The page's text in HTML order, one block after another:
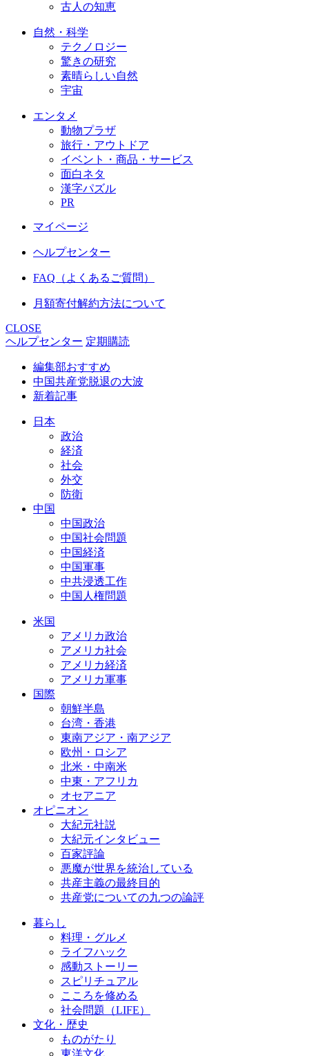
古人の知恵
自然・科学
テクノロジー
驚きの研究
素晴らしい自然
宇宙
エンタメ
動物プラザ
旅行・アウトドア
イベント・商品・サービス
面白ネタ
漢字パズル
PR
マイページ
ヘルプセンター
FAQ（よくあるご質問）
月額寄付解約方法について
CLOSE
ヘルプセンター 定期購読
編集部おすすめ
中国共産党脱退の大波
新着記事
日本
政治
経済
社会
外交
防衛
中国
中国政治
中国社会問題
中国経済
中国軍事
中共浸透工作
中国人権問題
米国
アメリカ政治
アメリカ社会
アメリカ経済
アメリカ軍事
国際
朝鮮半島
台湾・香港
東南アジア・南アジア
欧州・ロシア
北米・中南米
中東・アフリカ
オセアニア
オピニオン
大紀元社説
大紀元インタビュー
百家評論
悪魔が世界を統治している
共産主義の最終目的
共産党についての九つの論評
暮らし
料理・グルメ
ライフハック
感動ストーリー
スピリチュアル
こころを修める
社会問題（LIFE）
文化・歴史
ものがたり